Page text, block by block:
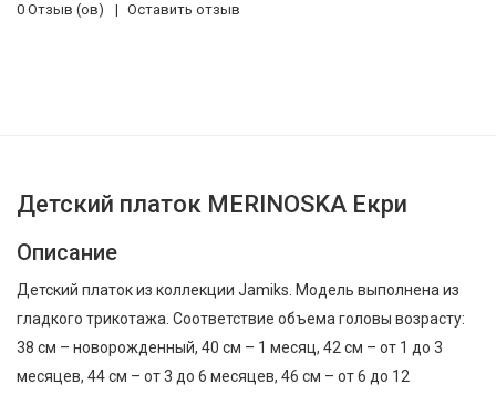
0 Отзыв (ов) Оставить отзыв
Детский платок MERINOSKA Екри
Описание
Детский платок из коллекции Jamiks. Модель выполнена из
гладкого трикотажа. Соответствие объема головы возрасту:
38 см – новорожденный, 40 см – 1 месяц, 42 см – от 1 до 3
месяцев, 44 см – от 3 до 6 месяцев, 46 см – от 6 до 12